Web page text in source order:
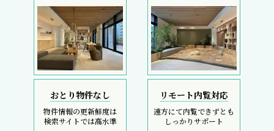
おとり物件なし
物件情報の更新鮮度は
検索サイトでは高水準
リモート内覧対応
遠方にて内覧できずとも
しっかりサポート